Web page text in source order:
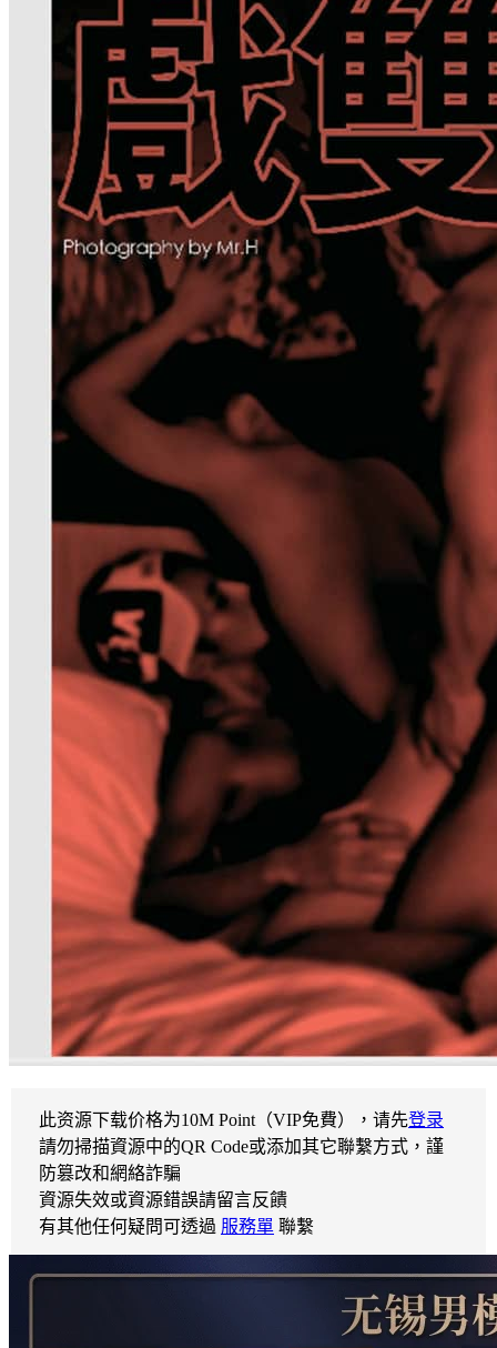
此资源下载价格为10M Point（VIP免費），请先登录
請勿掃描資源中的QR Code或添加其它聯繫方式，謹
防篡改和網絡詐騙
資源失效或資源錯誤請留言反饋
有其他任何疑問可透過 服務單 聯繫